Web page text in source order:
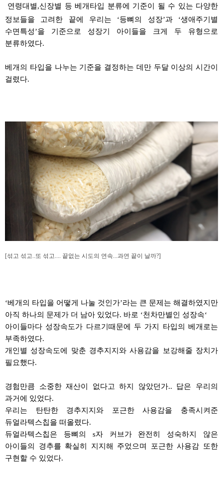
연령대별,신장별 등 베개타입 분류에 기준이 될 수 있는 다양한
정보들을 고려한 끝에 우리는 ‘등뼈의 성장’과 ‘생애주기별
수면특성’을 기준으로 성장기 아이들을 크게 두 유형으로
분류하였다.
베개의 타입을 나누는 기준을 결정하는 데만 두달이상의 시간이
걸렸다.
[섞고 섞고..또 섞고.... 끝없는 시도의 연속...과연 끝이 날까?]
‘베개의 타입을 어떻게 나눌 것인가’라는 큰 문제는 해결하였지만
아직 하나의 문제가 더 남아 있었다. 바로 ‘천차만별인 성장속‘
아이들마다 성장속도가 다르기때문에 두 가지 타입의 베개로는
부족하였다.
개인별 성장속도에 맞춘 경추지지와 사용감을 보강해줄 장치가
필요했다.
경험만큼 소중한 재산이 없다고 하지 않았던가.. 답은 우리의
과거에 있었다.
우리는 탄탄한 경추지지와 포근한 사용감을 충족시켜준
듀얼라텍스칩을 떠올렸다.
듀얼라텍스칩은 등뼈의 s자 커브가 완전히 성숙하지 않은
아이들의 경추를 확실히 지지해 주었으며 포근한사용감 또한
구현할 수 있었다.